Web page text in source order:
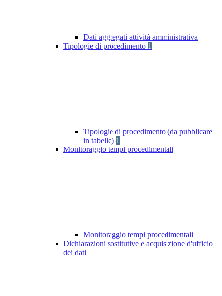
Dati aggregati attività amministrativa
Tipologie di procedimento 1
Tipologie di procedimento (da pubblicare
in tabelle) 1
Monitoraggio tempi procedimentali
Monitoraggio tempi procedimentali
Dichiarazioni sostitutive e acquisizione d'ufficio
dei dati